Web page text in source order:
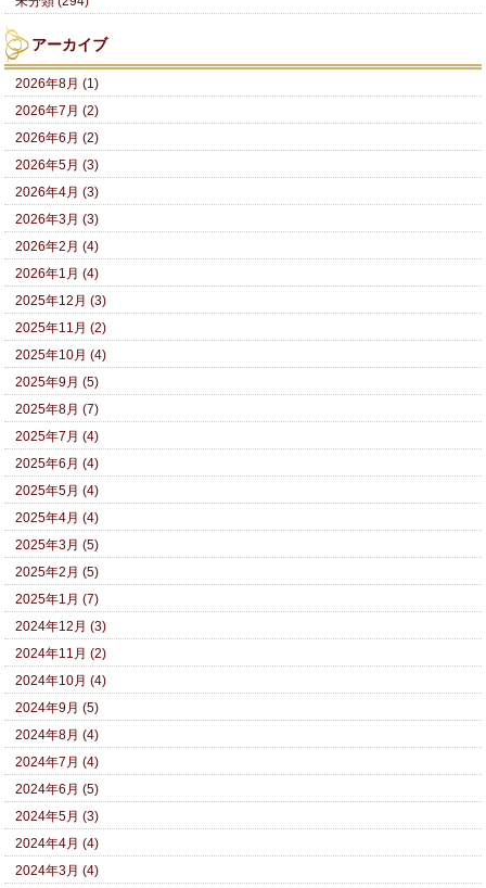
アーカイブ
2026年8月 (1)
2026年7月 (2)
2026年6月 (2)
2026年5月 (3)
2026年4月 (3)
2026年3月 (3)
2026年2月 (4)
2026年1月 (4)
2025年12月 (3)
2025年11月 (2)
2025年10月 (4)
2025年9月 (5)
2025年8月 (7)
2025年7月 (4)
2025年6月 (4)
2025年5月 (4)
2025年4月 (4)
2025年3月 (5)
2025年2月 (5)
2025年1月 (7)
2024年12月 (3)
2024年11月 (2)
2024年10月 (4)
2024年9月 (5)
2024年8月 (4)
2024年7月 (4)
2024年6月 (5)
2024年5月 (3)
2024年4月 (4)
2024年3月 (4)